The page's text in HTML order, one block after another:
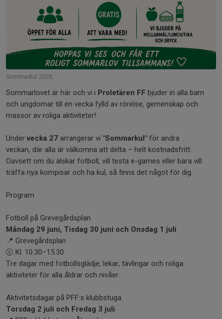
Sommarkul 2026.
Sommarlovet är här och vi i Proletären FF bjuder in alla barn
och ungdomar till en vecka fylld av rörelse, gemenskap och
massor av roliga aktiviteter!
Under vecka 27 arrangerar vi "Sommarkul" för andra
veckan, där alla är välkomna att delta – helt kostnadsfritt.
Oavsett om du älskar fotboll, vill testa e-games eller bara vill
träffa nya kompisar och ha kul, så finns det något för dig.
Program
Fotboll på Grevegårdsplan
Måndag 29 juni, Tisdag 30 juni och Onsdag 1 juli
📍 Grevegårdsplan
🕥 Kl. 10.30–15.30
Tre dagar med fotbollsglädje, lekar, tävlingar och roliga
aktiviteter för alla åldrar och nivåer.
Aktivitetsdagar på PFF:s klubbstuga
Torsdag 2 juli och Fredag 3 juli